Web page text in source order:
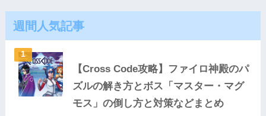
週間人気記事
【Cross Code攻略】ファイロ神殿のパ
ズルの解き方とボス「マスター・マグ
モス」の倒し方と対策などまとめ